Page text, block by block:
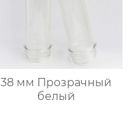
38 мм Прозрачный
белый